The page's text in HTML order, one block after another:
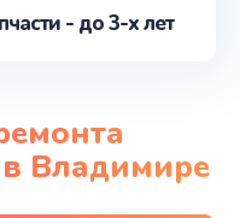
- до 3-х лет
Владимире